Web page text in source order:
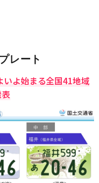
レート
いよ始まる全国41地域